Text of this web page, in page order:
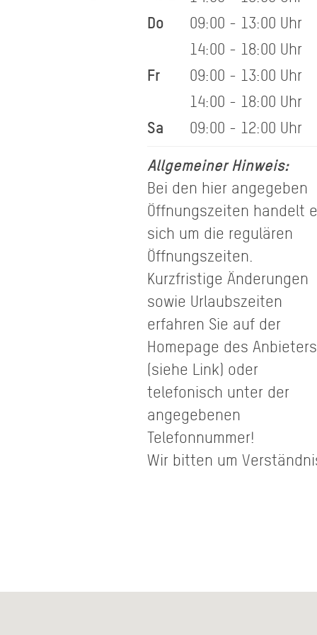
Do
09:00 - 13:00 Uhr
14:00 - 18:00 Uhr
Fr
09:00 - 13:00 Uhr
14:00 - 18:00 Uhr
Sa 09:00 - 12:00 Uhr
Allgemeiner Hinweis:
Bei den hier angegeben
Öffnungszeiten handelt
sich um die regulären
Öffnungszeiten.
Kurzfristige Änderungen
sowie Urlaubszeiten
erfahren Sie auf der
Homepage des Anbieters
(siehe Link) oder
telefonisch unter der
angegebenen
Telefonnummer!
Wir bitten um